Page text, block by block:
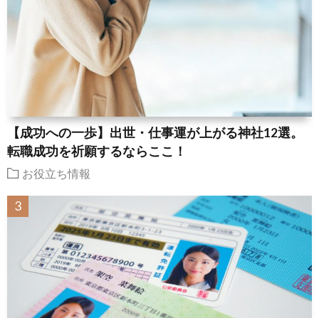
【成功への一歩】出世・仕事運が上がる神社12選。
転職成功を祈願するならここ！
お役立ち情報